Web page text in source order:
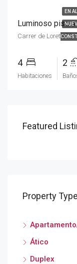
EN
Luminoso piso
Carrer de Loreto 52,
4
Habitaciones
2
Featured
Property Type
Ático
Duplex